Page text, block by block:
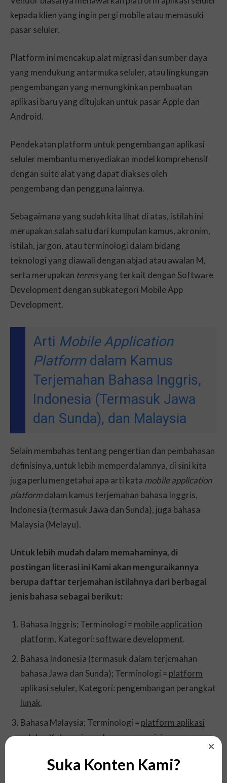
kepada klien yang ingin pergi mobile atau memasuki
pasar seluler.
Platform ini mencakup alat migrasi dan sumber daya
yang mendukung antarmuka seluler, atau lingkungan
pengembangan yang memungkinkan pembuatan
aplikasi baru yang ditujukan untuk pasar Apple dan
Android.
Pendekatan platform untuk pengembangan aplikasi
seluler membantu menyediakan model komprehensif
dengan suite alat yang dapat diakses oleh
pengembang dan pengguna lainnya.
Sebagaimana yang sudah kita lihat di atas, istilah ini
merupakan salah satu dari kumpulan kamus, akronim,
istilah, jargon, atau terminologi dalam bidang
teknologi yang diawali dengan abjad atau awalan M,
serta merupakan termsyang terkait dengan Software
Development dengan subkategori Mobile App
Development.
Arti Mobile Application
Platformdalam Kamus
Terjemahan Bahasa Inggris,
Indonesia (Termasuk Jawa
dan Sunda), dan Malaysia
Selain membahas tentang pengertian dan pembahasan
definisinya, untuk lebih memperdalamnya, di sini kita
juga perlu mengetahui apa arti kata mobile application
platformdalam kamus terjemahan bahasa Inggris,
Indonesia (termasuk Jawa dan Sunda), juga bahasa
Malaysia (Melayu).
Untuk lebih mudah dalam memahaminya, di
postingan literasi ini Kami akan menguraikannya
berupa daftar terjemahan istilahnya dari berbagai
jenis bahasa sebagai berikut:
Bahasa Inggris; Terminologi = mobile application
platform, Kategori: software development.
Bahasa Indonesia (termasuk dalam terjemahan
bahasa Jawa dan Sunda); Terminologi = platform
aplikasi seluler, Kategori: pengembangan perangkat
lunak.
Bahasa Malaysia; Terminologi = platform aplikasi
seluler, Kategori:pembangunan perisian.
Penutup
Suka Konten Kami?